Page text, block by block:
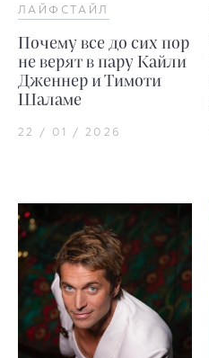
ЛАЙФСТАЙЛ
Почему все до сих пор
не верят в пару Кайли
Дженнер и Тимоти
Шаламе
22 / 01 / 2026